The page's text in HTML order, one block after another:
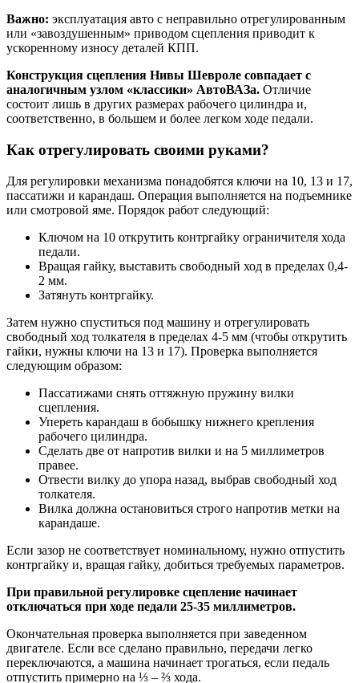
Важно: эксплуатация авто с неправильно отрегулированным
или «завоздушенным» приводом сцепления приводит к
ускоренному износу деталей КПП.
Конструкция сцепления Нивы Шевроле совпадает с
аналогичным узлом «классики» АвтоВАЗа. Отличие
состоит лишь в других размерах рабочего цилиндра и,
соответственно, в большем и более легком ходе педали.
Как отрегулировать своими руками?
Для регулировки механизма понадобятся ключи на 10, 13 и 17,
пассатижи и карандаш. Операция выполняется на подъемнике
или смотровой яме. Порядок работ следующий:
Ключом на 10 открутить контргайку ограничителя хода
педали.
Вращая гайку, выставить свободный ход в пределах 0,4-
2 мм.
Затянуть контргайку.
Затем нужно спуститься под машину и отрегулировать
свободный ход толкателя в пределах 4-5 мм (чтобы открутить
гайки, нужны ключи на 13 и 17). Проверка выполняется
следующим образом:
Пассатижами снять оттяжную пружину вилки
сцепления.
Упереть карандаш в бобышку нижнего крепления
рабочего цилиндра.
Сделать две от напротив вилки и на 5 миллиметров
правее.
Отвести вилку до упора назад, выбрав свободный ход
толкателя.
Вилка должна остановиться строго напротив метки на
карандаше.
Если зазор не соответствует номинальному, нужно отпустить
контргайку и, вращая гайку, добиться требуемых параметров.
При правильной регулировке сцепление начинает
отключаться при ходе педали 25-35 миллиметров.
Окончательная проверка выполняется при заведенном
двигателе. Если все сделано правильно, передачи легко
переключаются, а машина начинает трогаться, если педаль
отпустить примерно на ⅓ – ⅔ хода.